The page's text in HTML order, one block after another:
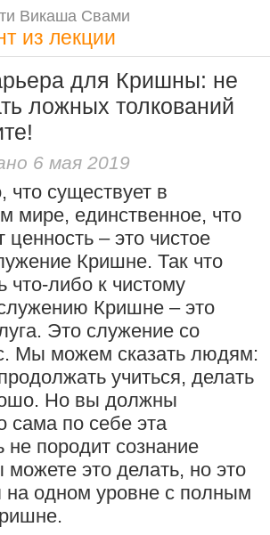
Свами
История Популярные
для Нараяны
46:40 1 октября 2008
Токио, Япония
часть 2: Хвала
9:25 |17 июля 2024|
Атланта, Джорджия, США
Тхакуру,
бхаджаны
1:14:02 |12 сентября
Бойсе, Айдахо, США
Викаша Свами
из лекции
для Кришны: не
ложных толкований
6 мая 2019
что существует в
мире, единственное, что
ценность – это чистое
Кришне. Так что
что-либо к чистому
Кришне – это
Это служение со
Мы можем сказать людям:
учиться, делать
Но вы должны
сама по себе эта
не породит сознание
это делать, но это
на одном уровне с полным
Свами
Прабхупады
принципы, данные
Махапрабху
стопам ачарьев
4 августа 2026
Госвами к Господу
29 июля 2026
Кришны
24 июля 2026
Свами
в Васильево 2026
| Книги|Цитаты
| Подношения
Свами
|Книги
лекции |
учеников
|
Махараджа
Видео|Дзен|RuTube
|История версий